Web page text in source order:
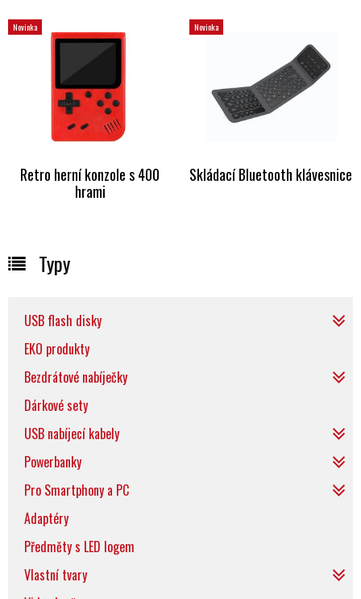
Novinka
Retro herní konzole s 400
hrami
Novinka
Skládací Bluetooth klávesnice
Typy
USB flash disky
EKO produkty
Bezdrátové nabíječky
Dárkové sety
USB nabíjecí kabely
Powerbanky
Pro Smartphony a PC
Adaptéry
Předměty s LED logem
Vlastní tvary